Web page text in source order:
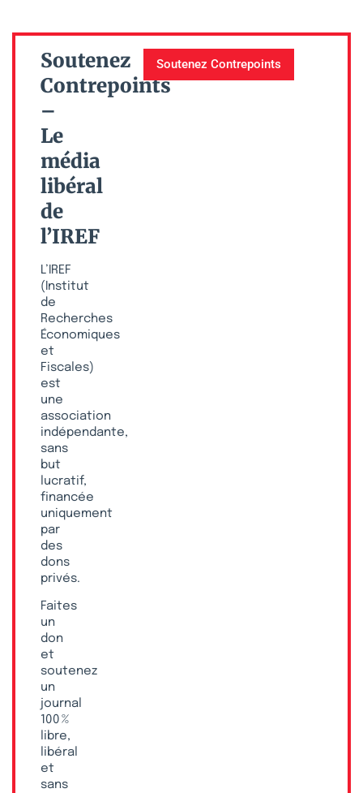
Soutenez
Contrepoints
–
Le
média
libéral
de
l’IREF
L’IREF
(Institut
de
Recherches
Économiques
et
Fiscales)
est
une
association
indépendante,
sans
but
lucratif,
financée
uniquement
par
des
dons
privés.
Faites
un
don
et
soutenez
un
journal
100 %
libre,
libéral
et
sans
Soutenez Contrepoints